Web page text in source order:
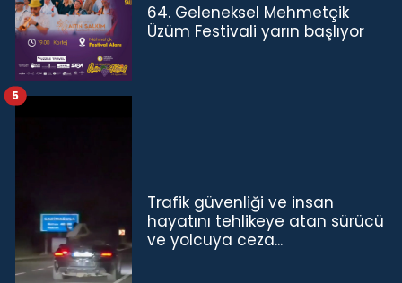
64. Geleneksel Mehmetçik
Üzüm Festivali yarın başlıyor
Trafik güvenliği ve insan
hayatını tehlikeye atan sürücü
ve yolcuya ceza...
5